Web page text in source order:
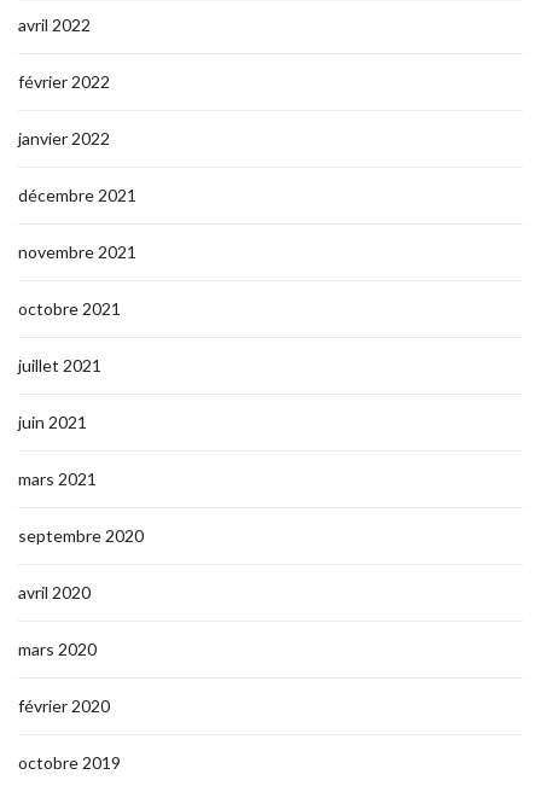
avril 2022
février 2022
janvier 2022
décembre 2021
novembre 2021
octobre 2021
juillet 2021
juin 2021
mars 2021
septembre 2020
avril 2020
mars 2020
février 2020
octobre 2019